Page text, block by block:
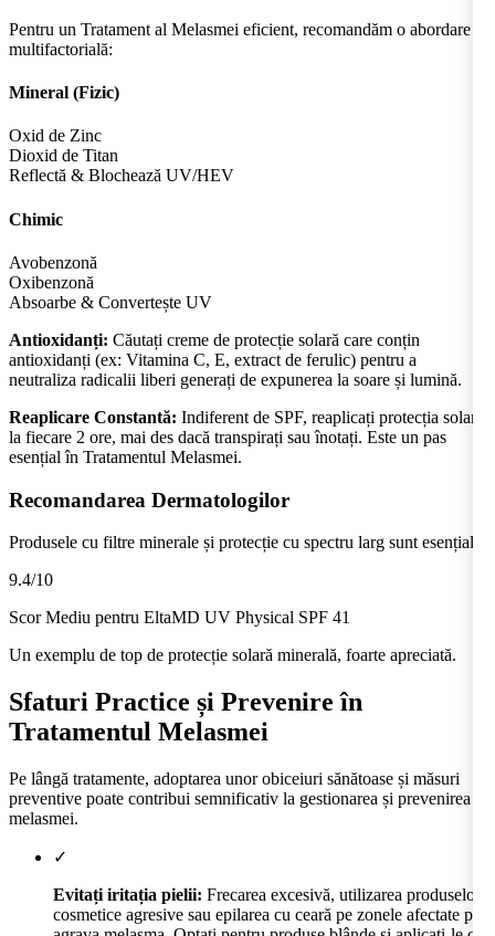
Pentru un Tratament al Melasmei eficient, recomandăm o abordare
multifactorială:
Mineral (Fizic)
Oxid de Zinc
Dioxid de Titan
Reflectă & Blochează UV/HEV
Chimic
Avobenzonă
Oxibenzonă
Absoarbe & Convertește UV
Antioxidanți: Căutați creme de protecție solară care conțin
antioxidanți (ex: Vitamina C, E, extract de ferulic) pentru a
neutraliza radicalii liberi generați de expunerea la soare și lumină.
Reaplicare Constantă: Indiferent de SPF, reaplicați protecția solară
la fiecare 2 ore, mai des dacă transpirați sau înotați. Este un pas
esențial în Tratamentul Melasmei.
Recomandarea Dermatologilor
Produsele cu filtre minerale și protecție cu spectru larg sunt esențiale.
9.4/10
Scor Mediu pentru EltaMD UV Physical SPF 41
Un exemplu de top de protecție solară minerală, foarte apreciată.
Sfaturi Practice și Prevenire în
Tratamentul Melasmei
Pe lângă tratamente, adoptarea unor obiceiuri sănătoase și măsuri
preventive poate contribui semnificativ la gestionarea și prevenirea
melasmei.
✓
Evitați iritația pielii: Frecarea excesivă, utilizarea produselor
cosmetice agresive sau epilarea cu ceară pe zonele afectate pot